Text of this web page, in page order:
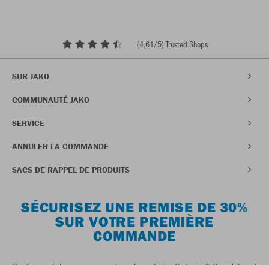
(4,61/5) Trusted Shops
SUR JAKO
COMMUNAUTÉ JAKO
SERVICE
ANNULER LA COMMANDE
SACS DE RAPPEL DE PRODUITS
SÉCURISEZ UNE REMISE DE 30%
SUR VOTRE PREMIÈRE
COMMANDE